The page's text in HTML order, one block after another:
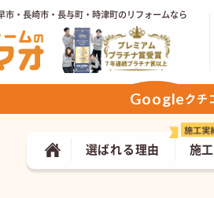
市・長崎市・長与町・時津町のリフォームなら
施
選ばれる理由
Googleクチ